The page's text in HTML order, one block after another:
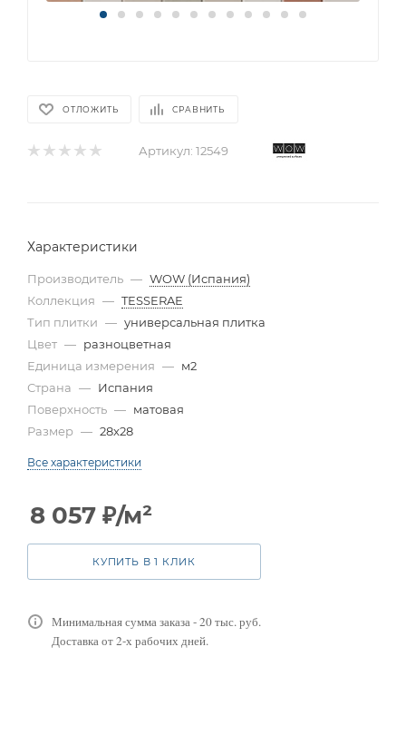
ОТЛОЖИТЬ СРАВНИТЬ
Артикул: 12549
Характеристики
Производитель — WOW (Испания)
Коллекция — TESSERAE
Тип плитки — универсальная плитка
Цвет — разноцветная
Единица измерения — м2
Страна — Испания
Поверхность — матовая
Размер — 28x28
Все характеристики
8 057 ₽/м²
КУПИТЬ В 1 КЛИК
Минимальная сумма заказа - 20 тыс. руб.
Доставка от 2-х рабочих дней.